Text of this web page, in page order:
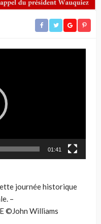
01:41
journée historique
–
©John Williams